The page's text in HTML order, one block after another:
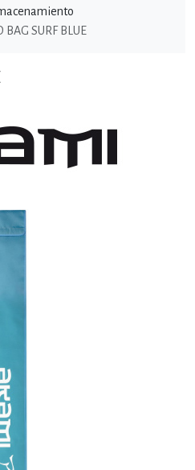
BAG SURF BLUE